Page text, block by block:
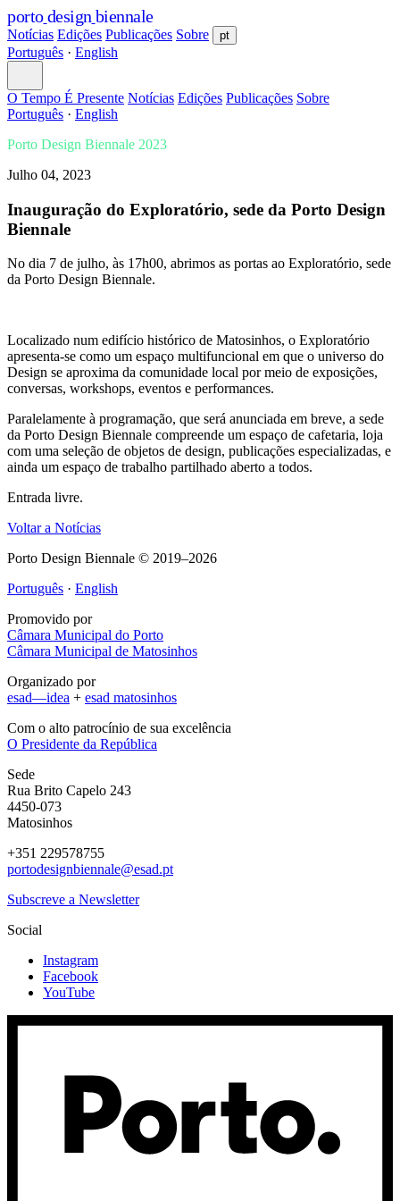
porto design biennale
Notícias Edições Publicações Sobre pt
Português · English
O Tempo É Presente Notícias Edições Publicações Sobre
Português · English
Porto Design Biennale 2023
Julho 04, 2023
Inauguração do Exploratório, sede da Porto Design
Biennale
No dia 7 de julho, às 17h00, abrimos as portas ao Exploratório, sede
da Porto Design Biennale.
Localizado num edifício histórico de Matosinhos, o Exploratório
apresenta-se como um espaço multifuncional em que o universo do
Design se aproxima da comunidade local por meio de exposições,
conversas, workshops, eventos e performances.
Paralelamente à programação, que será anunciada em breve, a sede
da Porto Design Biennale compreende um espaço de cafetaria, loja
com uma seleção de objetos de design, publicações especializadas, e
ainda um espaço de trabalho partilhado aberto a todos.
Entrada livre.
Voltar a Notícias
Porto Design Biennale © 2019–2026
Português · English
Promovido por
Câmara Municipal do Porto
Câmara Municipal de Matosinhos
Organizado por
esad—idea + esad matosinhos
Com o alto patrocínio de sua excelência
O Presidente da República
Sede
Rua Brito Capelo 243
4450-073
Matosinhos
+351 229578755
portodesignbiennale@esad.pt
Subscreve a Newsletter
Social
Instagram
Facebook
YouTube